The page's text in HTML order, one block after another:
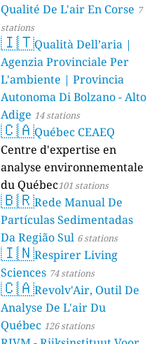
Qualité De L'air En Corse 7
stations
🇮🇹Qualità Dell’aria |
Agenzia Provinciale Per
L'ambiente | Provincia
Autonoma Di Bolzano - Alto
Adige 14 stations
🇨🇦Québec CEAEQ
Centre d'expertise en
analyse environnementale
du Québec101 stations
🇧🇷Rede Manual De
Partículas Sedimentadas
Da Região Sul 6 stations
🇮🇳Respirer Living
Sciences 74 stations
🇨🇦Revolv'Air, Outil De
Analyse De L'air Du
Québec 126 stations